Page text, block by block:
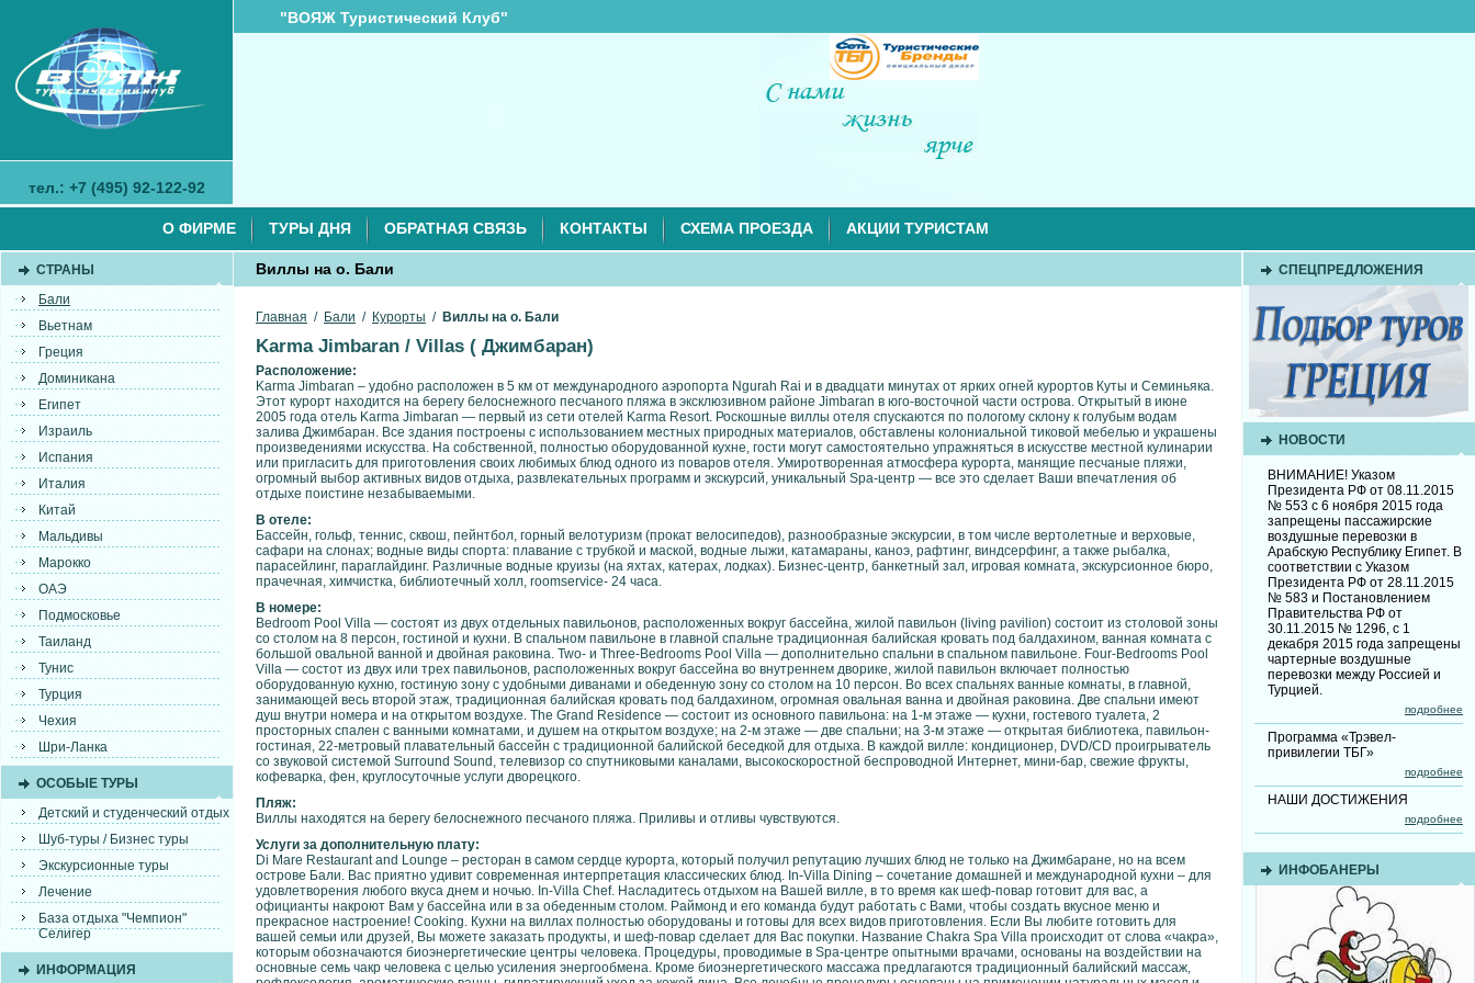
тел.: +7 (495) 92-122-92
"ВОЯЖ Туристический Клуб"
О ФИРМЕ ТУРЫ ДНЯ ОБРАТНАЯ СВЯЗЬ КОНТАКТЫ СХЕМА ПРОЕЗДА АКЦИИ ТУРИСТАМ
СТРАНЫ
Бали
Вьетнам
Греция
Доминикана
Египет
Израиль
Испания
Италия
Китай
Мальдивы
Марокко
ОАЭ
Подмосковье
Таиланд
Тунис
Турция
Чехия
Шри-Ланка
ОСОБЫЕ ТУРЫ
Детский и студенческий отдых
Шуб-туры / Бизнес туры
Экскурсионные туры
Лечение
База отдыха "Чемпион"
Селигер
ИНФОРМАЦИЯ
Виллы на о. Бали
Главная / Бали / Курорты / Виллы на о. Бали
Karma Jimbaran / Villas ( Джимбаран)
Расположение:
Karma Jimbaran – удобно расположен в 5 км от международного аэропорта Ngurah Rai и в двадцати минутах от ярких огней курортов Куты и Семиньяка.
Этот курорт находится на берегу белоснежного песчаного пляжа в эксклюзивном районе Jimbaran в юго-восточной части острова. Открытый в июне
2005 года отель Karma Jimbaran — первый из сети отелей Karma Resort. Роскошные виллы отеля спускаются по пологому склону к голубым водам
залива Джимбаран. Все здания построены с использованием местных природных материалов, обставлены колониальной тиковой мебелью и украшены
произведениями искусства. На собственной, полностью оборудованной кухне, гости могут самостоятельно упражняться в искусстве местной кулинарии
или пригласить для приготовления своих любимых блюд одного из поваров отеля. Умиротворенная атмосфера курорта, манящие песчаные пляжи,
огромный выбор активных видов отдыха, развлекательных программ и экскурсий, уникальный Spa-центр — все это сделает Ваши впечатления об
отдыхе поистине незабываемыми.
В отеле:
Бассейн, гольф, теннис, сквош, пейнтбол, горный велотуризм (прокат велосипедов), разнообразные экскурсии, в том числе вертолетные и верховые,
сафари на слонах; водные виды спорта: плавание с трубкой и маской, водные лыжи, катамараны, каноэ, рафтинг, виндсерфинг, а также рыбалка,
парасейлинг, параглайдинг. Различные водные круизы (на яхтах, катерах, лодках). Бизнес-центр, банкетный зал, игровая комната, экскурсионное бюро,
прачечная, химчистка, библиотечный холл, roomserviсe- 24 часа.
В номере:
Bedroom Pool Villa — состоят из двух отдельных павильонов, расположенных вокруг бассейна, жилой павильон (living pavilion) состоит из столовой зоны
со столом на 8 персон, гостиной и кухни. В спальном павильоне в главной спальне традиционная балийская кровать под балдахином, ванная комната с
большой овальной ванной и двойная раковина. Two- и Three-Bedrooms Pool Villa — дополнительно спальни в спальном павильоне. Four-Bedrooms Pool
Villa — состот из двух или трех павильонов, расположенных вокруг бассейна во внутреннем дворике, жилой павильон включает полностью
оборудованную кухню, гостиную зону с удобными диванами и обеденную зону со столом на 10 персон. Во всех спальнях ванные комнаты, в главной,
занимающей весь второй этаж, традиционная балийская кровать под балдахином, огромная овальная ванна и двойная раковина. Две спальни имеют
душ внутри номера и на открытом воздухе. The Grand Residence — состоит из основного павильона: на 1-м этаже — кухни, гостевого туалета, 2
просторных спален с ванными комнатами, и душем на открытом воздухе; на 2-м этаже — две спальни; на 3-м этаже — открытая библиотека, павильон-
гостиная, 22-метровый плавательный бассейн с традиционной балийской беседкой для отдыха. В каждой вилле: кондиционер, DVD/CD проигрыватель
со звуковой системой Surround Sound, телевизор со спутниковыми каналами, высокоскоростной беспроводной Интернет, мини-бар, свежие фрукты,
кофеварка, фен, круглосуточные услуги дворецкого.
Пляж:
Виллы находятся на берегу белоснежного песчаного пляжа. Приливы и отливы чувствуются.
Услуги за дополнительную плату:
Di Mare Restaurant and Lounge – ресторан в самом сердце курорта, который получил репутацию лучших блюд не только на Джимбаране, но на всем
острове Бали. Вас приятно удивит современная интерпретация классических блюд. In-Villa Dining – сочетание домашней и международной кухни – для
удовлетворения любого вкуса днем и ночью. In-Villa Chef. Насладитесь отдыхом на Вашей вилле, в то время как шеф-повар готовит для вас, а
официанты накроют Вам у бассейна или в за обеденным столом. Раймонд и его команда будут работать с Вами, чтобы создать вкусное меню и
прекрасное настроение! Cooking. Кухни на виллах полностью оборудованы и готовы для всех видов приготовления. Если Вы любите готовить для
вашей семьи или друзей, Вы можете заказать продукты, и шеф-повар сделает для Вас покупки. Название Chakra Spa Villa происходит от слова «чакра»,
которым обозначаются биоэнергетические центры человека. Процедуры, проводимые в Spa-центре опытными врачами, основаны на воздействии на
основные семь чакр человека с целью усиления энергообмена. Кроме биоэнергетического массажа предлагаются традиционный балийский массаж,
СПЕЦПРЕДЛОЖЕНИЯ
НОВОСТИ
ВНИМАНИЕ! Указом
Президента РФ от 08.11.2015
№ 553 с 6 ноября 2015 года
запрещены пассажирские
воздушные перевозки в
Арабскую Республику Египет. В
соответствии с Указом
Президента РФ от 28.11.2015
№ 583 и Постановлением
Правительства РФ от
30.11.2015 № 1296, с 1
декабря 2015 года запрещены
чартерные воздушные
перевозки между Россией и
Турцией.
подробнее
Программа «Трэвел-
привилегии ТБГ»
подробнее
НАШИ ДОСТИЖЕНИЯ
подробнее
ИНФОБАНЕРЫ